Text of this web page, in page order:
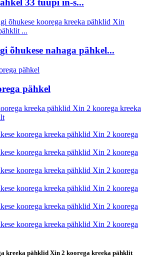
33 tüüpi in-s...
õhukese nahaga pähkel...
pähkel
kreeka pähklid Xin 2 koorega kreeka pähklit